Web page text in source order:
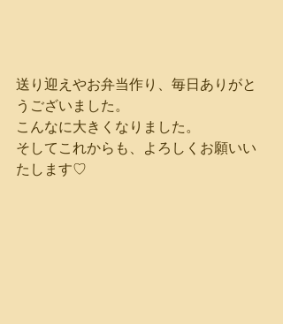
送り迎えやお弁当作り、毎日ありがと
うございました。
こんなに大きくなりました。
そしてこれからも、よろしくお願いい
たします♡